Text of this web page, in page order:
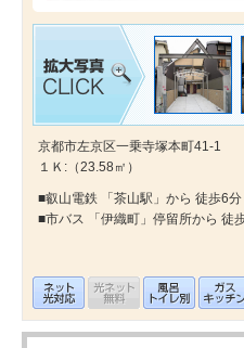
京都市左京区一乗寺塚本町41-1
１Ｋ:（23.58㎡）
■叡山電鉄 「茶山駅」から 徒歩6分
■市バス 「伊織町」停留所から 徒